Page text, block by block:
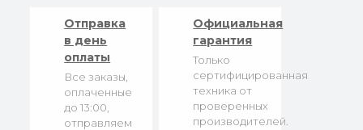
Отправка
в день
оплаты
Все заказы,
оплаченные
до 13:00,
отправляем
Официальная
гарантия
Только
сертифицированная
техника от
проверенных
производителей.